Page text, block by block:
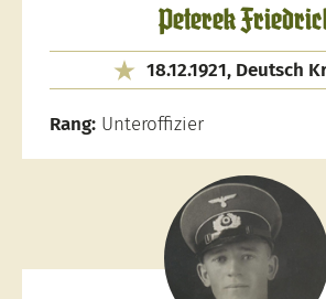
Peterek
18.12.1921, Deutsch
Rang: Unteroffizier